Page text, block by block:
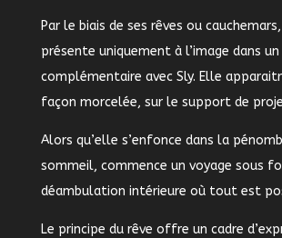
Par le biais de ses rêves ou
présente uniquement à l’image dans un
complémentaire avec Sly. Elle
façon morcelée, sur le support de
Alors qu’elle s’enfonce dans la
sommeil, commence un voyage sous
déambulation intérieure où tout est
Le principe du rêve offre un cadre